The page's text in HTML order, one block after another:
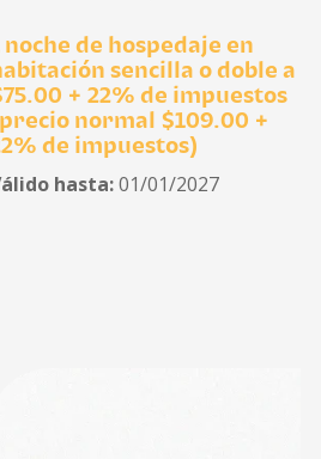
noche de hospedaje en
sencilla o doble a
+ 22% de impuestos
normal $109.00 +
de impuestos)
hasta:01/01/2027